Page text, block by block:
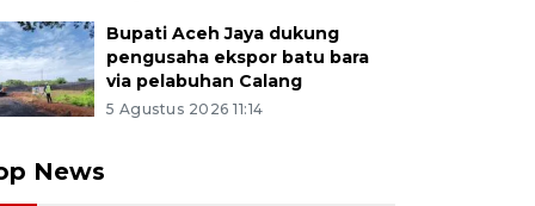
Bupati Aceh Jaya dukung
pengusaha ekspor batu bara
via pelabuhan Calang
5 Agustus 2026 11:14
News